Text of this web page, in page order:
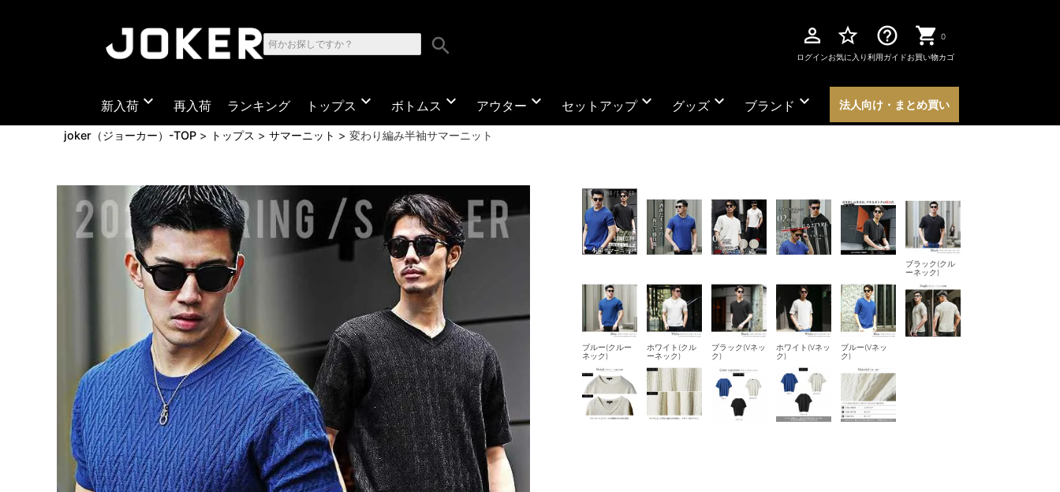
search perm_identity
ログイン
star_border
お気に入り
help_outline
利用ガイド
0
お買い物カゴ
新入荷 expand_more 再入荷 ランキング トップス expand_more ボトムス expand_more アウター expand_more セットアップexpand_more グッズ expand_more ブランド expand_more 法人向け・まとめ買い
joker（ジョーカー）-TOP トップス サマーニット 変わり編み半袖サマーニット
ブラック(クル
ーネック)
ブルー(クルー
ネック)
ホワイト(クル
ーネック)
ブラック(Vネッ
ク)
ホワイト(Vネッ
ク)
ブルー(Vネッ
ク)